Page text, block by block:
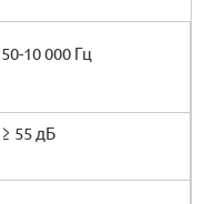
50-10 000 Гц
≥ 55 дБ